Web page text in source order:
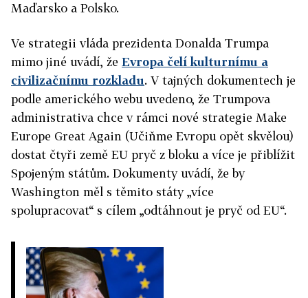
Maďarsko a Polsko.
Ve strategii vláda prezidenta Donalda Trumpa
mimo jiné uvádí, že Evropa čelí kulturnímu a
civilizačnímu rozkladu. V tajných dokumentech je
podle amerického webu uvedeno, že Trumpova
administrativa chce v rámci nové strategie Make
Europe Great Again (Učiňme Evropu opět skvělou)
dostat čtyři země EU pryč z bloku a více je přiblížit
Spojeným státům. Dokumenty uvádí, že by
Washington měl s těmito státy „více
spolupracovat“ s cílem „odtáhnout je pryč od EU“.